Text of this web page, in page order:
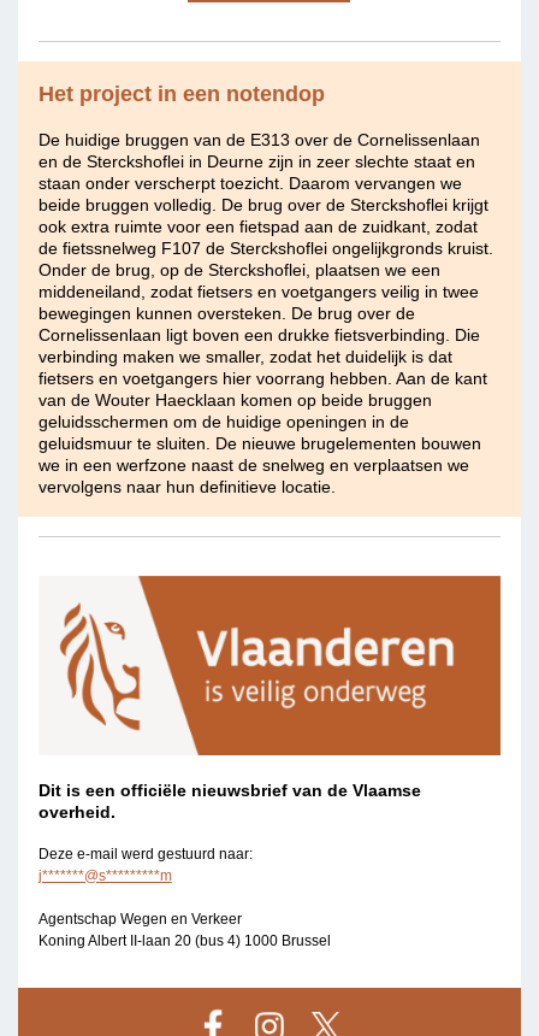
Het project in een notendop
De huidige bruggen van de E313 over de Cornelissenlaan
en de Sterckshoflei in Deurne zijn in zeer slechte staat en
staan onder verscherpt toezicht. Daarom vervangen we
beide bruggen volledig. De brug over de Sterckshoflei krijgt
ook extra ruimte voor een fietspad aan de zuidkant, zodat
de fietssnelweg F107 de Sterckshoflei ongelijkgronds kruist.
Onder de brug, op de Sterckshoflei, plaatsen we een
middeneiland, zodat fietsers en voetgangers veilig in twee
bewegingen kunnen oversteken. De brug over de
Cornelissenlaan ligt boven een drukke fietsverbinding. Die
verbinding maken we smaller, zodat het duidelijk is dat
fietsers en voetgangers hier voorrang hebben. Aan de kant
van de Wouter Haecklaan komen op beide bruggen
geluidsschermen om de huidige openingen in de
geluidsmuur te sluiten. De nieuwe brugelementen bouwen
we in een werfzone naast de snelweg en verplaatsen we
vervolgens naar hun definitieve locatie.
Dit is een officiële nieuwsbrief van de Vlaamse
overheid.
Deze e-mail werd gestuurd naar:
j*******@s*********m
Agentschap Wegen en Verkeer
Koning Albert II-laan 20 (bus 4) 1000 Brussel